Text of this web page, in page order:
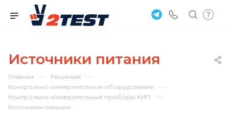
Источники питания
Главная — Решения —
Контрольно-измерительное оборудование —
Контрольно-измерительные приборы КИП —
Источники питания